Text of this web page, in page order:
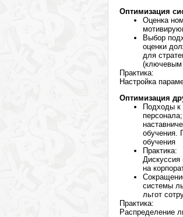
Оптимизация
Оценка
Выбор
оценки
для
(ключевым
Практика:
Настройка
Оптимизация
Подходы к
обучения.
обучения
Практика:
Дискуссия
на
системы
льгот
Практика:
Распределение